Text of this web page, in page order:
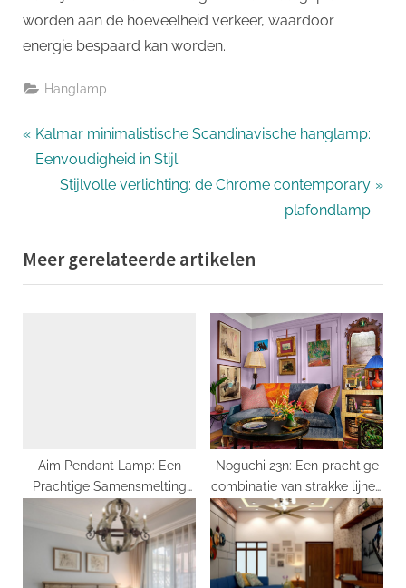
worden aan de hoeveelheid verkeer, waardoor
energie bespaard kan worden.
Hanglamp
Bericht
navigatie
P
r
o
u
Kalmar minimalistische Scandinavische hanglamp:
Eenvoudigheid in Stijl
N
t
P
Stijlvolle verlichting: de Chrome contemporary
plafondlamp
Meer gerelateerde artikelen
Aim Pendant Lamp: Een
Prachtige Samensmelting
van Vorm en Functie
Noguchi 23n: Een prachtige
combinatie van strakke lijnen
en organische vormen